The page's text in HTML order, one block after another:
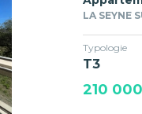
LA SEYNE
Typologie
T3
210